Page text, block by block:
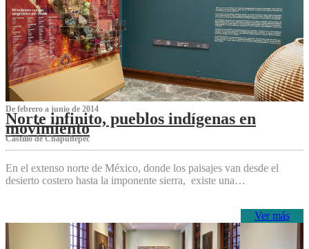
De febrero a junio de 2014
Norte infinito, pueblos indígenas en
movimiento
Castillo de Chapultepec
En el extenso norte de México, donde los paisajes van desde el
desierto costero hasta la imponente sierra, existe una…
Ver más